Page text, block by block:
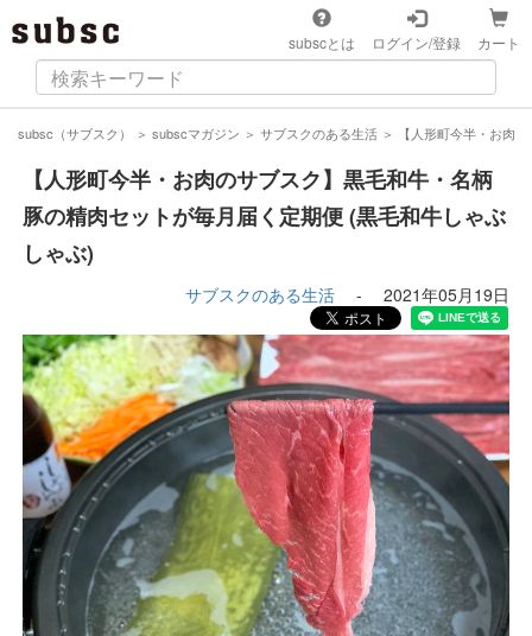
subscとは ログイン/登録 カート
subsc（サブスク） ＞ subscマガジン ＞ サブスクのある生活 ＞ 【人形町今半・お肉
【人形町今半・お肉のサブスク】黒毛和牛・名柄
豚の精肉セットが毎月届く定期便 (黒毛和牛しゃぶ
しゃぶ)
サブスクのある生活 - 2021年05月19日